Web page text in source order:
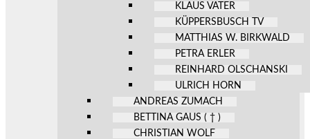
KLAUS VATER
KÜPPERSBUSCH TV
MATTHIAS W. BIRKWALD
PETRA ERLER
REINHARD OLSCHANSKI
ULRICH HORN
ANDREAS ZUMACH
BETTINA GAUS ( † )
CHRISTIAN WOLF